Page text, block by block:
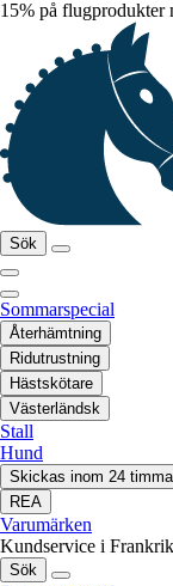
15% på flugprodukter
Sök
Sommarspecial
Återhämtning
Ridutrustning
Hästskötare
Västerländsk
Stall
Hund
Skickas inom 24
REA
Varumärken
Kundservice i
Sök